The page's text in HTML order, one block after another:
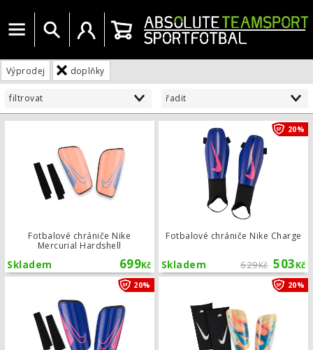
Menu Vyhledat Uživatelský účet
Košík
Výprodej doplňky
filtrovat řadit
Fotbalové chrániče Nike
Mercurial Hardshell
699Kč
Skladem
Fotbalové chrániče Nike Mercurial
Fotbalové chrániče Nike Charge
629Kč 503Kč
Skladem
20%
20% Fotbalové chrániče Nike Mercurial
20%